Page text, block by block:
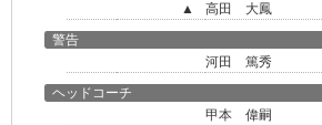
▲
高田 大鳳
警告
河田 篤秀
ヘッドコーチ
甲本 偉嗣